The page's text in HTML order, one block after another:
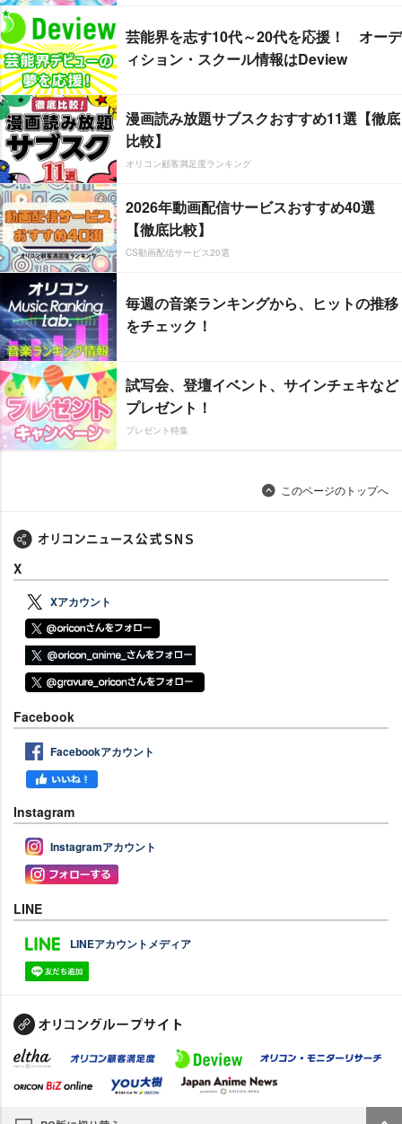
芸能界を志す10代～20代を応援！ オーデ
ィション・スクール情報はDeview
漫画読み放題サブスクおすすめ11選【徹底
比較】
オリコン顧客満足度ランキング
2026年動画配信サービスおすすめ40選
【徹底比較】
CS動画配信サービス20選
毎週の音楽ランキングから、ヒットの推移
をチェック！
試写会、登壇イベント、サインチェキなど
プレゼント！
プレゼント特集
このページのトップへ
X
Xアカウント
Facebook
Facebookアカウント
Instagram
Instagramアカウント
LINE
LINEアカウントメディア